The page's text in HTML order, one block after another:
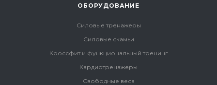
ОБОРУДОВАНИЕ
Силовые тренажеры
Силовые скамьи
Кроссфит и функциональный тренинг
Кардиотренажеры
Свободные веса